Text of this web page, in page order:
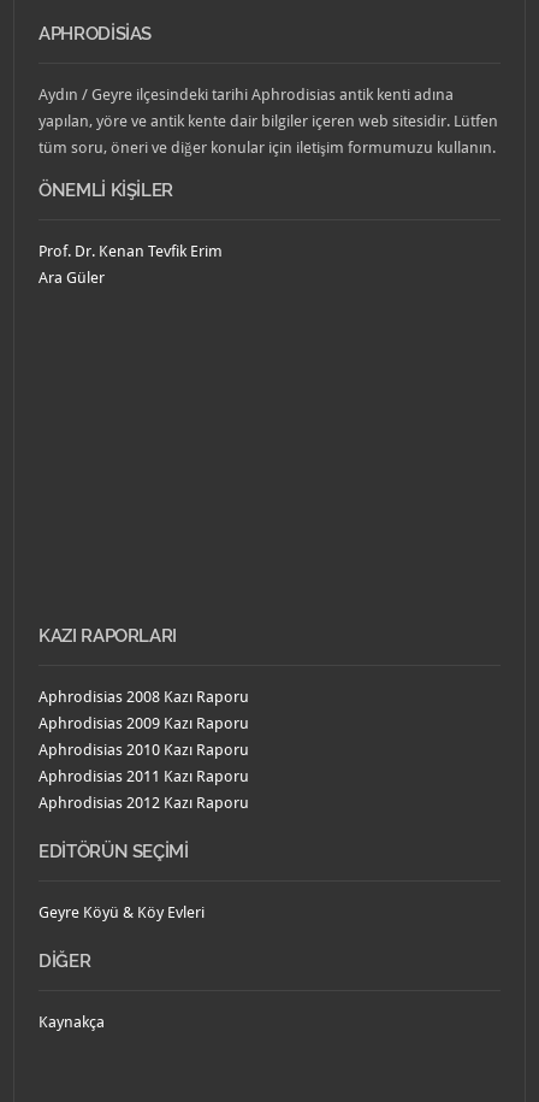
APHRODISIAS
Aydın / Geyre ilçesindeki tarihi Aphrodisias antik kenti adına
yapılan, yöre ve antik kente dair bilgiler içeren web sitesidir. Lütfen
tüm soru, öneri ve diğer konular için iletişim formumuzu kullanın.
ÖNEMLI KIŞILER
Prof. Dr. Kenan Tevfik Erim
Ara Güler
KAZI RAPORLARI
Aphrodisias 2008 Kazı Raporu
Aphrodisias 2009 Kazı Raporu
Aphrodisias 2010 Kazı Raporu
Aphrodisias 2011 Kazı Raporu
Aphrodisias 2012 Kazı Raporu
EDITÖRÜN SEÇIMI
Geyre Köyü & Köy Evleri
DIĞER
Kaynakça